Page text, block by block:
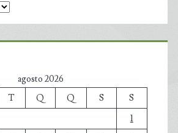
agosto 2026
T Q Q S
S
1